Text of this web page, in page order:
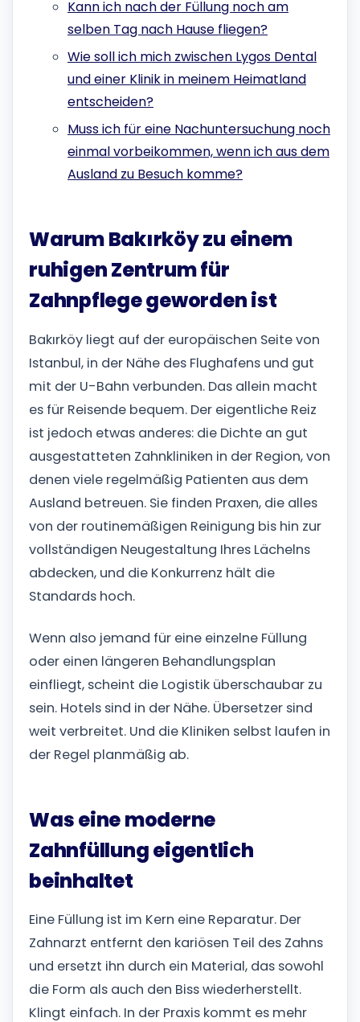
Kann ich nach der Füllung noch am
selben Tag nach Hause fliegen?
Wie soll ich mich zwischen Lygos Dental
und einer Klinik in meinem Heimatland
entscheiden?
Muss ich für eine Nachuntersuchung noch
einmal vorbeikommen, wenn ich aus dem
Ausland zu Besuch komme?
Warum Bakırköy zu einem
ruhigen Zentrum für
Zahnpflege geworden ist
Bakırköy liegt auf der europäischen Seite von
Istanbul, in der Nähe des Flughafens und gut
mit der U-Bahn verbunden. Das allein macht
es für Reisende bequem. Der eigentliche Reiz
ist jedoch etwas anderes: die Dichte an gut
ausgestatteten Zahnkliniken in der Region, von
denen viele regelmäßig Patienten aus dem
Ausland betreuen. Sie finden Praxen, die alles
von der routinemäßigen Reinigung bis hin zur
vollständigen Neugestaltung Ihres Lächelns
abdecken, und die Konkurrenz hält die
Standards hoch.
Wenn also jemand für eine einzelne Füllung
oder einen längeren Behandlungsplan
einfliegt, scheint die Logistik überschaubar zu
sein. Hotels sind in der Nähe. Übersetzer sind
weit verbreitet. Und die Kliniken selbst laufen in
der Regel planmäßig ab.
Was eine moderne
Zahnfüllung eigentlich
beinhaltet
Eine Füllung ist im Kern eine Reparatur. Der
Zahnarzt entfernt den kariösen Teil des Zahns
und ersetzt ihn durch ein Material, das sowohl
die Form als auch den Biss wiederherstellt.
Klingt einfach. In der Praxis kommt es mehr